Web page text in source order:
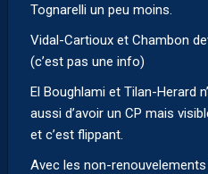
Tognarelli un peu moins.
Vidal-Cartioux et Chambon
(c’est pas une info)
El Boughlami et Tilan-Herard
aussi d’avoir un CP mais
et c’est flippant.
Avec les non-